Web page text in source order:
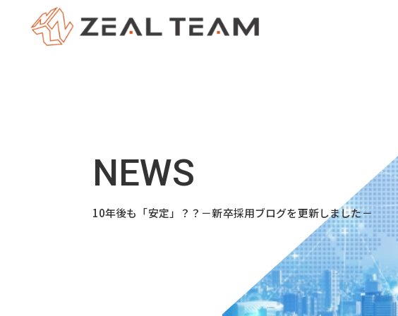
10年後も「安定」？？－新卒採用ブログを更新しました－